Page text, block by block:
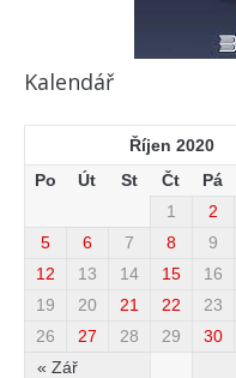
Kalendář
Říjen 2020
Po
Út St Čt Pá
« Zář
1 2
5
6 7 8 9
12
13 14 15 16
19
20 21 22 23
26
27 28 29 30